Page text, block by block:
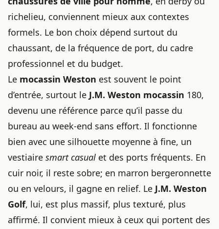
richelieu, conviennent mieux aux contextes
formels. Le bon choix dépend surtout du
chaussant, de la fréquence de port, du cadre
professionnel et du budget.
Le mocassin Weston est souvent le point
d’entrée, surtout le J.M. Weston mocassin 180,
devenu une référence parce qu’il passe du
bureau au week-end sans effort. Il fonctionne
bien avec une silhouette moyenne à fine, un
vestiaire smart casual et des ports fréquents. En
cuir noir, il reste sobre; en marron bergeronnette
ou en velours, il gagne en relief. Le J.M. Weston
Golf, lui, est plus massif, plus texturé, plus
affirmé. Il convient mieux à ceux qui portent des